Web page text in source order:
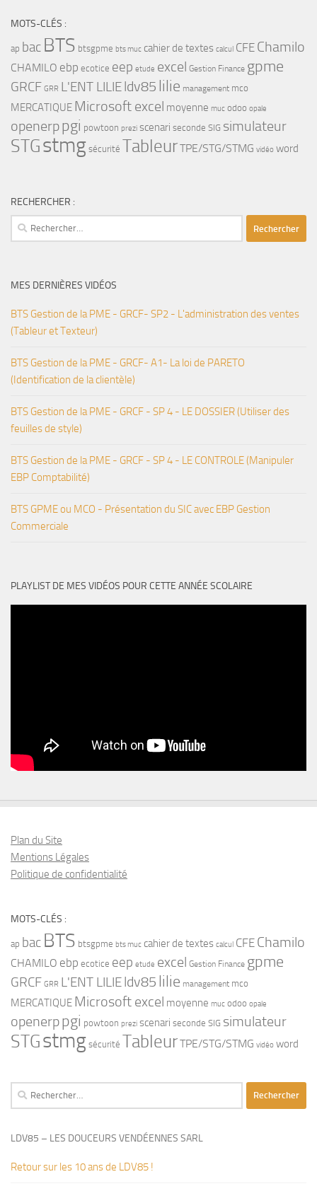
MOTS-CLÉS :
ap bac BTS btsgpme bts muc cahier de textes calcul CFE Chamilo
CHAMILO ebp ecotice eep etude excel Gestion Finance gpme
GRCF GRR L'ENT LILIEldv85 lilie management mco
MERCATIQUE Microsoft excel moyenne muc odoo opale
openerppgi powtoon prezi scenari seconde SIG simulateur
STGstmg sécurité TableurTPE/STG/STMG vidéo word
RECHERCHER :
Rechercher :
MES DERNIÈRES VIDÉOS
BTS Gestion de la PME - GRCF- SP2 - L'administration des ventes
(Tableur et Texteur)
BTS Gestion de la PME - GRCF- A1- La loi de PARETO
(Identification de la clientèle)
BTS Gestion de la PME - GRCF - SP 4 - LE DOSSIER (Utiliser des
feuilles de style)
BTS Gestion de la PME - GRCF - SP 4 - LE CONTROLE (Manipuler
EBP Comptabilité)
BTS GPME ou MCO - Présentation du SIC avec EBP Gestion
Commerciale
PLAYLIST DE MES VIDÉOS POUR CETTE ANNÉE SCOLAIRE
Plan du Site
Mentions Légales
Politique de confidentialité
MOTS-CLÉS :
ap bac BTS btsgpme bts muc cahier de textes calcul CFE Chamilo
CHAMILO ebp ecotice eep etude excel Gestion Finance gpme
GRCF GRR L'ENT LILIEldv85 lilie management mco
MERCATIQUE Microsoft excel moyenne muc odoo opale
openerppgi powtoon prezi scenari seconde SIG simulateur
STGstmg sécurité TableurTPE/STG/STMG vidéo word
Rechercher :
LDV85 – LES DOUCEURS VENDÉENNES SARL
Retour sur les 10 ans de LDV85 !